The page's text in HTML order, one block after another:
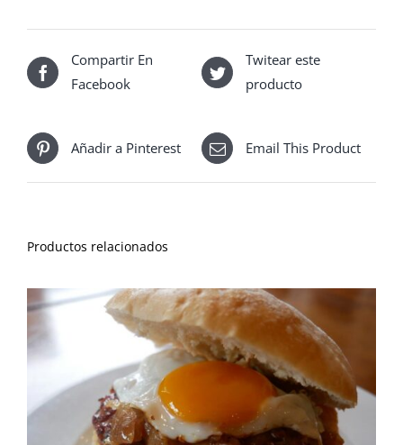
Compartir En
Facebook
Twitear este
producto
Añadir a Pinterest Email This Product
Productos relacionados